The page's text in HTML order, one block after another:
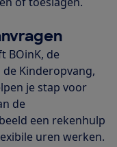
BOinK, de
Kinderopvang,
je stap voor
de
een rekenhulp
uren werken.